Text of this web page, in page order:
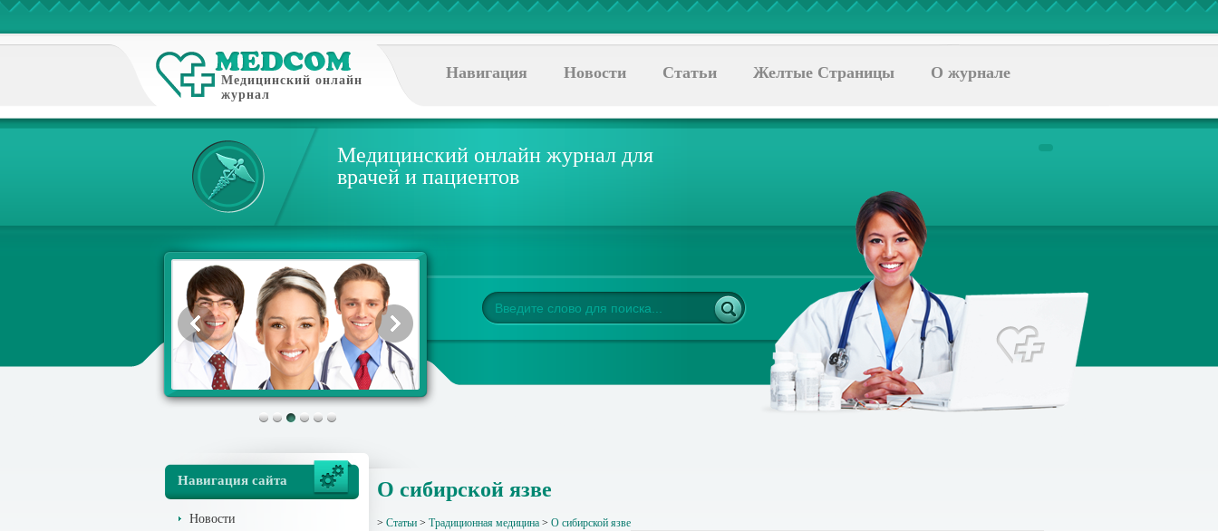
Медицинский онлайн
журнал
Навигация Новости Статьи Желтые Страницы О журнале
Медицинский онлайн журнал для
врачей и пациентов
Навигация сайта
Новости
О сибирской язве
> Статьи > Традиционная медицина > О сибирской язве